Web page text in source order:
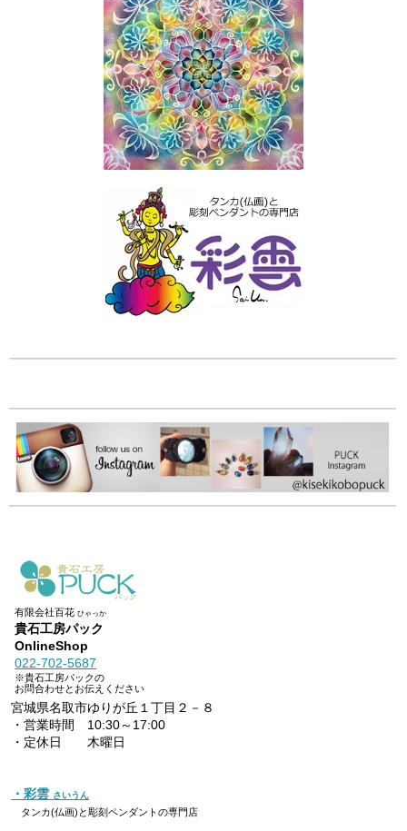
有限会社百花ひゃっか
貴石工房パック
OnlineShop
022-702-5687
※貴石工房パックの
お問合わせとお伝えください
宮城県名取市ゆりが丘１丁目２－８
・営業時間 10:30～17:00
・定休日 木曜日
・彩雲 さいうん
タンカ(仏画)と彫刻ペンダントの専門店